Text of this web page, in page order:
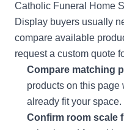
Catholic Funeral Home
Display buyers usually
compare available
request a custom quote
Compare matching
products on this
already fit your space.
Confirm room scale